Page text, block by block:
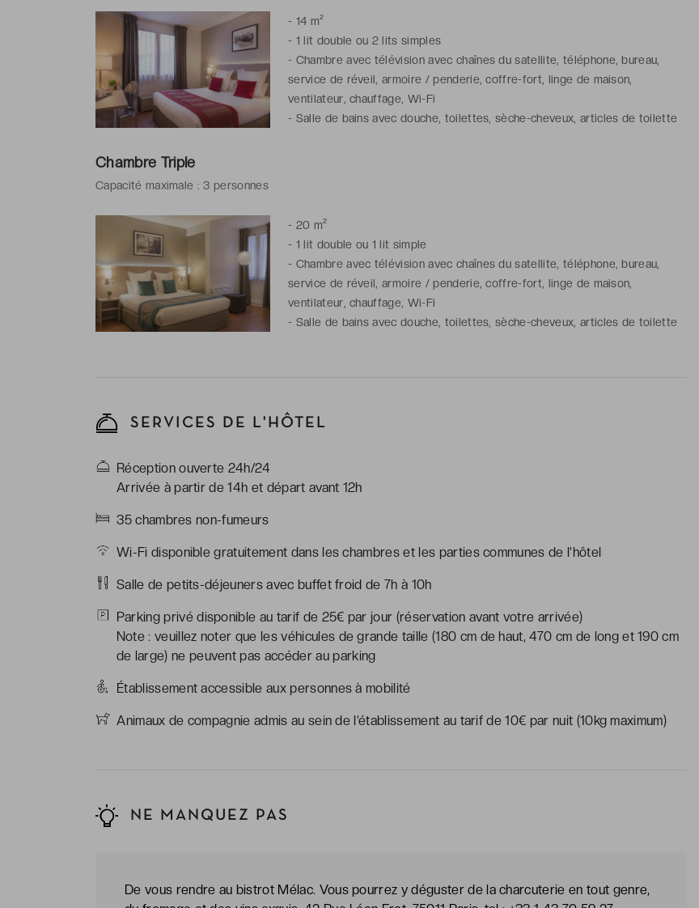
- 14 m²
- 1 lit double ou 2 lits simples
- Chambre avec télévision avec chaînes du satellite, téléphone, bureau,
service de réveil, armoire / penderie, coffre-fort, linge de maison,
ventilateur, chauffage, Wi-Fi
- Salle de bains avec douche, toilettes, sèche-cheveux, articles de toilette
Chambre Triple
Capacité maximale : 3 personnes
- 20 m²
- 1 lit double ou 1 lit simple
- Chambre avec télévision avec chaînes du satellite, téléphone, bureau,
service de réveil, armoire / penderie, coffre-fort, linge de maison,
ventilateur, chauffage, Wi-Fi
- Salle de bains avec douche, toilettes, sèche-cheveux, articles de toilette
SERVICES DE L'HÔTEL
Réception ouverte 24h/24
Arrivée à partir de 14h et départ avant 12h
35 chambres non-fumeurs
Wi-Fi disponible gratuitement dans les chambres et les parties communes de l’hôtel
Salle de petits-déjeuners avec buffet froid de 7h à 10h
Parking privé disponible au tarif de 25€ par jour (réservation avant votre arrivée)
Note : veuillez noter que les véhicules de grande taille (180 cm de haut, 470 cm de long et 190 cm
de large) ne peuvent pas accéder au parking
Établissement accessible aux personnes à mobilité
Animaux de compagnie admis au sein de l’établissement au tarif de 10€ par nuit (10kg maximum)
NE MANQUEZ PAS
De vous rendre au bistrot Mélac. Vous pourrez y déguster de la charcuterie en tout genre,